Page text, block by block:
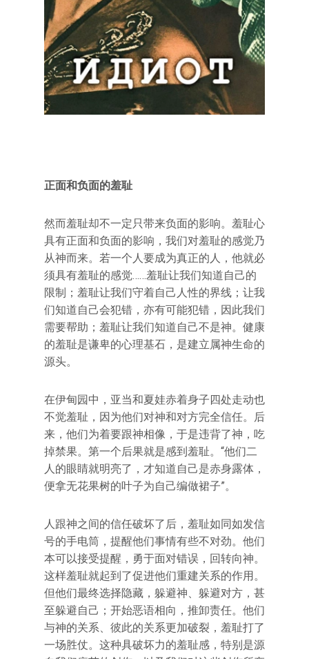
正面和负面的羞耻
然而羞耻却不一定只带来负面的影响。羞耻心
具有正面和负面的影响，我们对羞耻的感觉乃
从神而来。若一个人要成为真正的人，他就必
须具有羞耻的感觉……羞耻让我们知道自己的
限制；羞耻让我们守着自己人性的界线；让我
们知道自己会犯错，亦有可能犯错，因此我们
需要帮助；羞耻让我们知道自己不是神。健康
的羞耻是谦卑的心理基石，是建立属神生命的
源头。
在伊甸园中，亚当和夏娃赤着身子四处走动也
不觉羞耻，因为他们对神和对方完全信任。后
来，他们为着要跟神相像，于是违背了神，吃
掉禁果。第一个后果就是感到羞耻。“他们二
人的眼睛就明亮了，才知道自己是赤身露体，
便拿无花果树的叶子为自己编做裙子”。
人跟神之间的信任破坏了后，羞耻如同如发信
号的手电筒，提醒他们事情有些不对劲。他们
本可以接受提醒，勇于面对错误，回转向神。
这样羞耻就起到了促进他们重建关系的作用。
但他们最终选择隐藏，躲避神、躲避对方，甚
至躲避自己；开始恶语相向，推卸责任。他们
与神的关系、彼此的关系更加破裂，羞耻打了
一场胜仗。这种具破坏力的羞耻感，特别是源